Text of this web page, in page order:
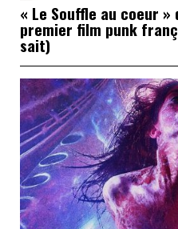
« Le Souffle au coeur
premier film punk
sait)